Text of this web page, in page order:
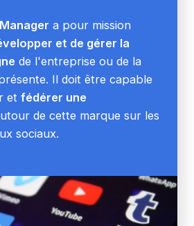
a pour mission
et de gérer la
de l'entreprise ou de la
Il doit être capable
et fédérer une
de cette marque sur les
sociaux.